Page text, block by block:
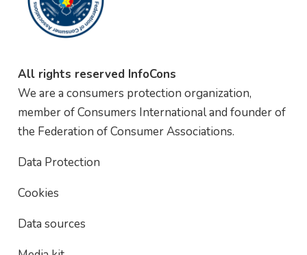
All rights reserved InfoCons
We are a consumers protection organization,
member of Consumers International and founder of
the Federation of Consumer Associations.
Data Protection
Cookies
Data sources